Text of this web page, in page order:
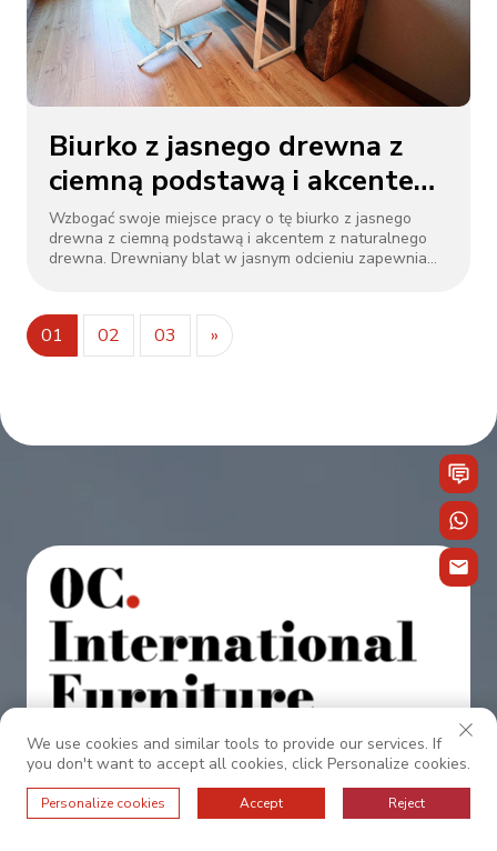
Biurko z jasnego drewna z
ciemną podstawą i akcentem
z naturalnego drewna
Wzbogać swoje miejsce pracy o tę biurko z jasnego
drewna z ciemną podstawą i akcentem z naturalnego
drewna. Drewniany blat w jasnym odcieniu zapewnia
drewna z boku wprowadza organiczne ciepło. W
połączeniu z szarym krzesłem obrotowym
(tapicerowanym dla wygody), ten zestaw łączy w sobie
01 02 03 »
Współpracuj z nami, aby uzyskać wyjątkową
obsługę.
We use cookies and similar tools to provide our services. If
you don't want to accept all cookies, click Personalize cookies.
Personalize cookies Accept Reject